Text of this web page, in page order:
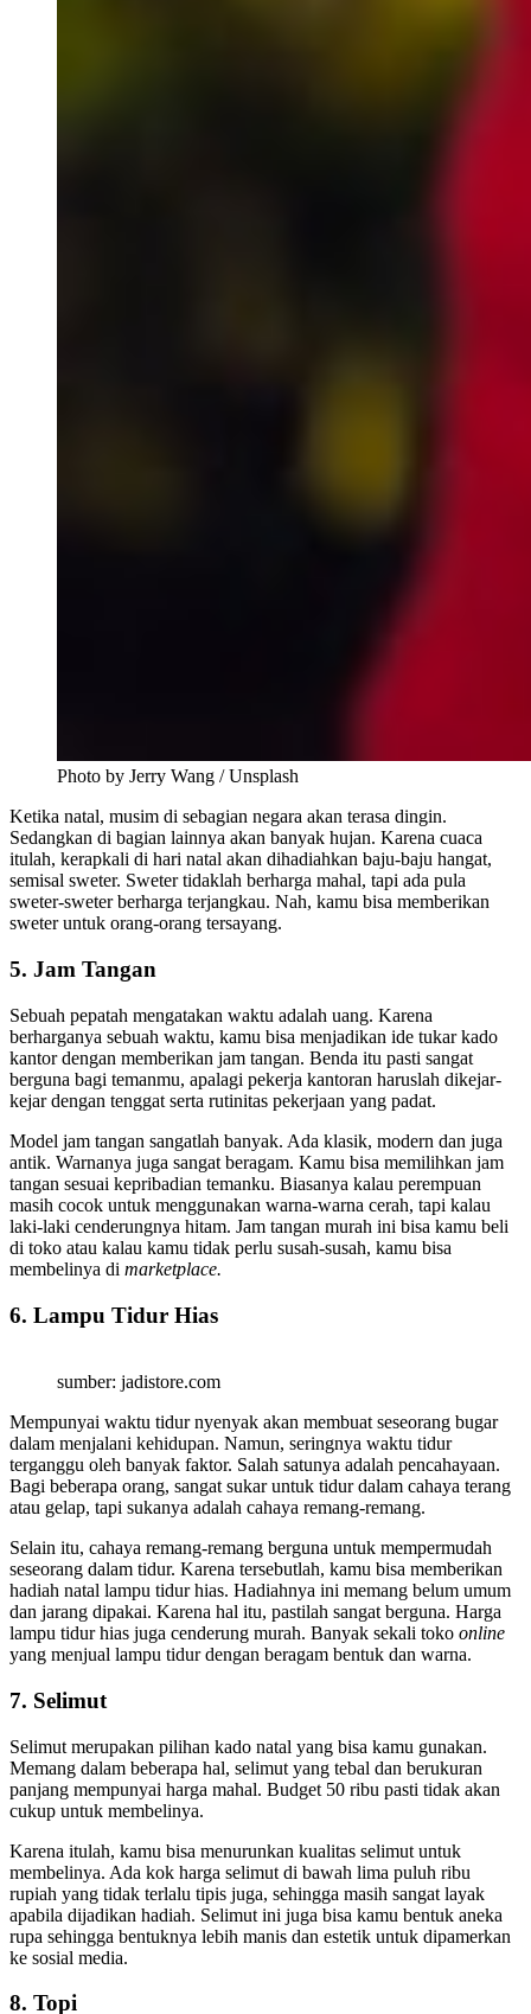
Photo by Jerry Wang / Unsplash
Ketika natal, musim di sebagian negara akan terasa dingin.
Sedangkan di bagian lainnya akan banyak hujan. Karena cuaca
itulah, kerapkali di hari natal akan dihadiahkan baju-baju hangat,
semisal sweter. Sweter tidaklah berharga mahal, tapi ada pula
sweter-sweter berharga terjangkau. Nah, kamu bisa memberikan
sweter untuk orang-orang tersayang.
5. Jam Tangan
Sebuah pepatah mengatakan waktu adalah uang. Karena
berharganya sebuah waktu, kamu bisa menjadikan ide tukar kado
kantor dengan memberikan jam tangan. Benda itu pasti sangat
berguna bagi temanmu, apalagi pekerja kantoran haruslah dikejar-
kejar dengan tenggat serta rutinitas pekerjaan yang padat.
Model jam tangan sangatlah banyak. Ada klasik, modern dan juga
antik. Warnanya juga sangat beragam. Kamu bisa memilihkan jam
tangan sesuai kepribadian temanku. Biasanya kalau perempuan
masih cocok untuk menggunakan warna-warna cerah, tapi kalau
laki-laki cenderungnya hitam. Jam tangan murah ini bisa kamu beli
di toko atau kalau kamu tidak perlu susah-susah, kamu bisa
membelinya di marketplace.
6. Lampu Tidur Hias
sumber: jadistore.com
Mempunyai waktu tidur nyenyak akan membuat seseorang bugar
dalam menjalani kehidupan. Namun, seringnya waktu tidur
terganggu oleh banyak faktor. Salah satunya adalah pencahayaan.
Bagi beberapa orang, sangat sukar untuk tidur dalam cahaya terang
atau gelap, tapi sukanya adalah cahaya remang-remang.
Selain itu, cahaya remang-remang berguna untuk mempermudah
seseorang dalam tidur. Karena tersebutlah, kamu bisa memberikan
hadiah natal lampu tidur hias. Hadiahnya ini memang belum umum
dan jarang dipakai. Karena hal itu, pastilah sangat berguna. Harga
lampu tidur hias juga cenderung murah. Banyak sekali toko online
yang menjual lampu tidur dengan beragam bentuk dan warna.
7. Selimut
Selimut merupakan pilihan kado natal yang bisa kamu gunakan.
Memang dalam beberapa hal, selimut yang tebal dan berukuran
panjang mempunyai harga mahal. Budget 50 ribu pasti tidak akan
cukup untuk membelinya.
Karena itulah, kamu bisa menurunkan kualitas selimut untuk
membelinya. Ada kok harga selimut di bawah lima puluh ribu
rupiah yang tidak terlalu tipis juga, sehingga masih sangat layak
apabila dijadikan hadiah. Selimut ini juga bisa kamu bentuk aneka
rupa sehingga bentuknya lebih manis dan estetik untuk dipamerkan
ke sosial media.
8. Topi